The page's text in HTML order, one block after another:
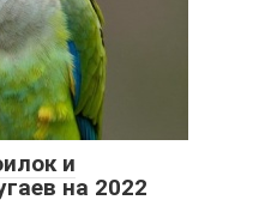
и
на 2022